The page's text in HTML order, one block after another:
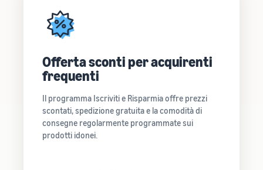
Offerta sconti per acquirenti
frequenti
Il programma Iscriviti e Risparmia offre prezzi
scontati, spedizione gratuita e la comodità di
consegne regolarmente programmate sui
prodotti idonei.